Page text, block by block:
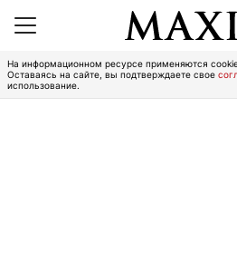
На информационном ресурсе применяются
Оставаясь на сайте, вы подтверждаете свое
использование.